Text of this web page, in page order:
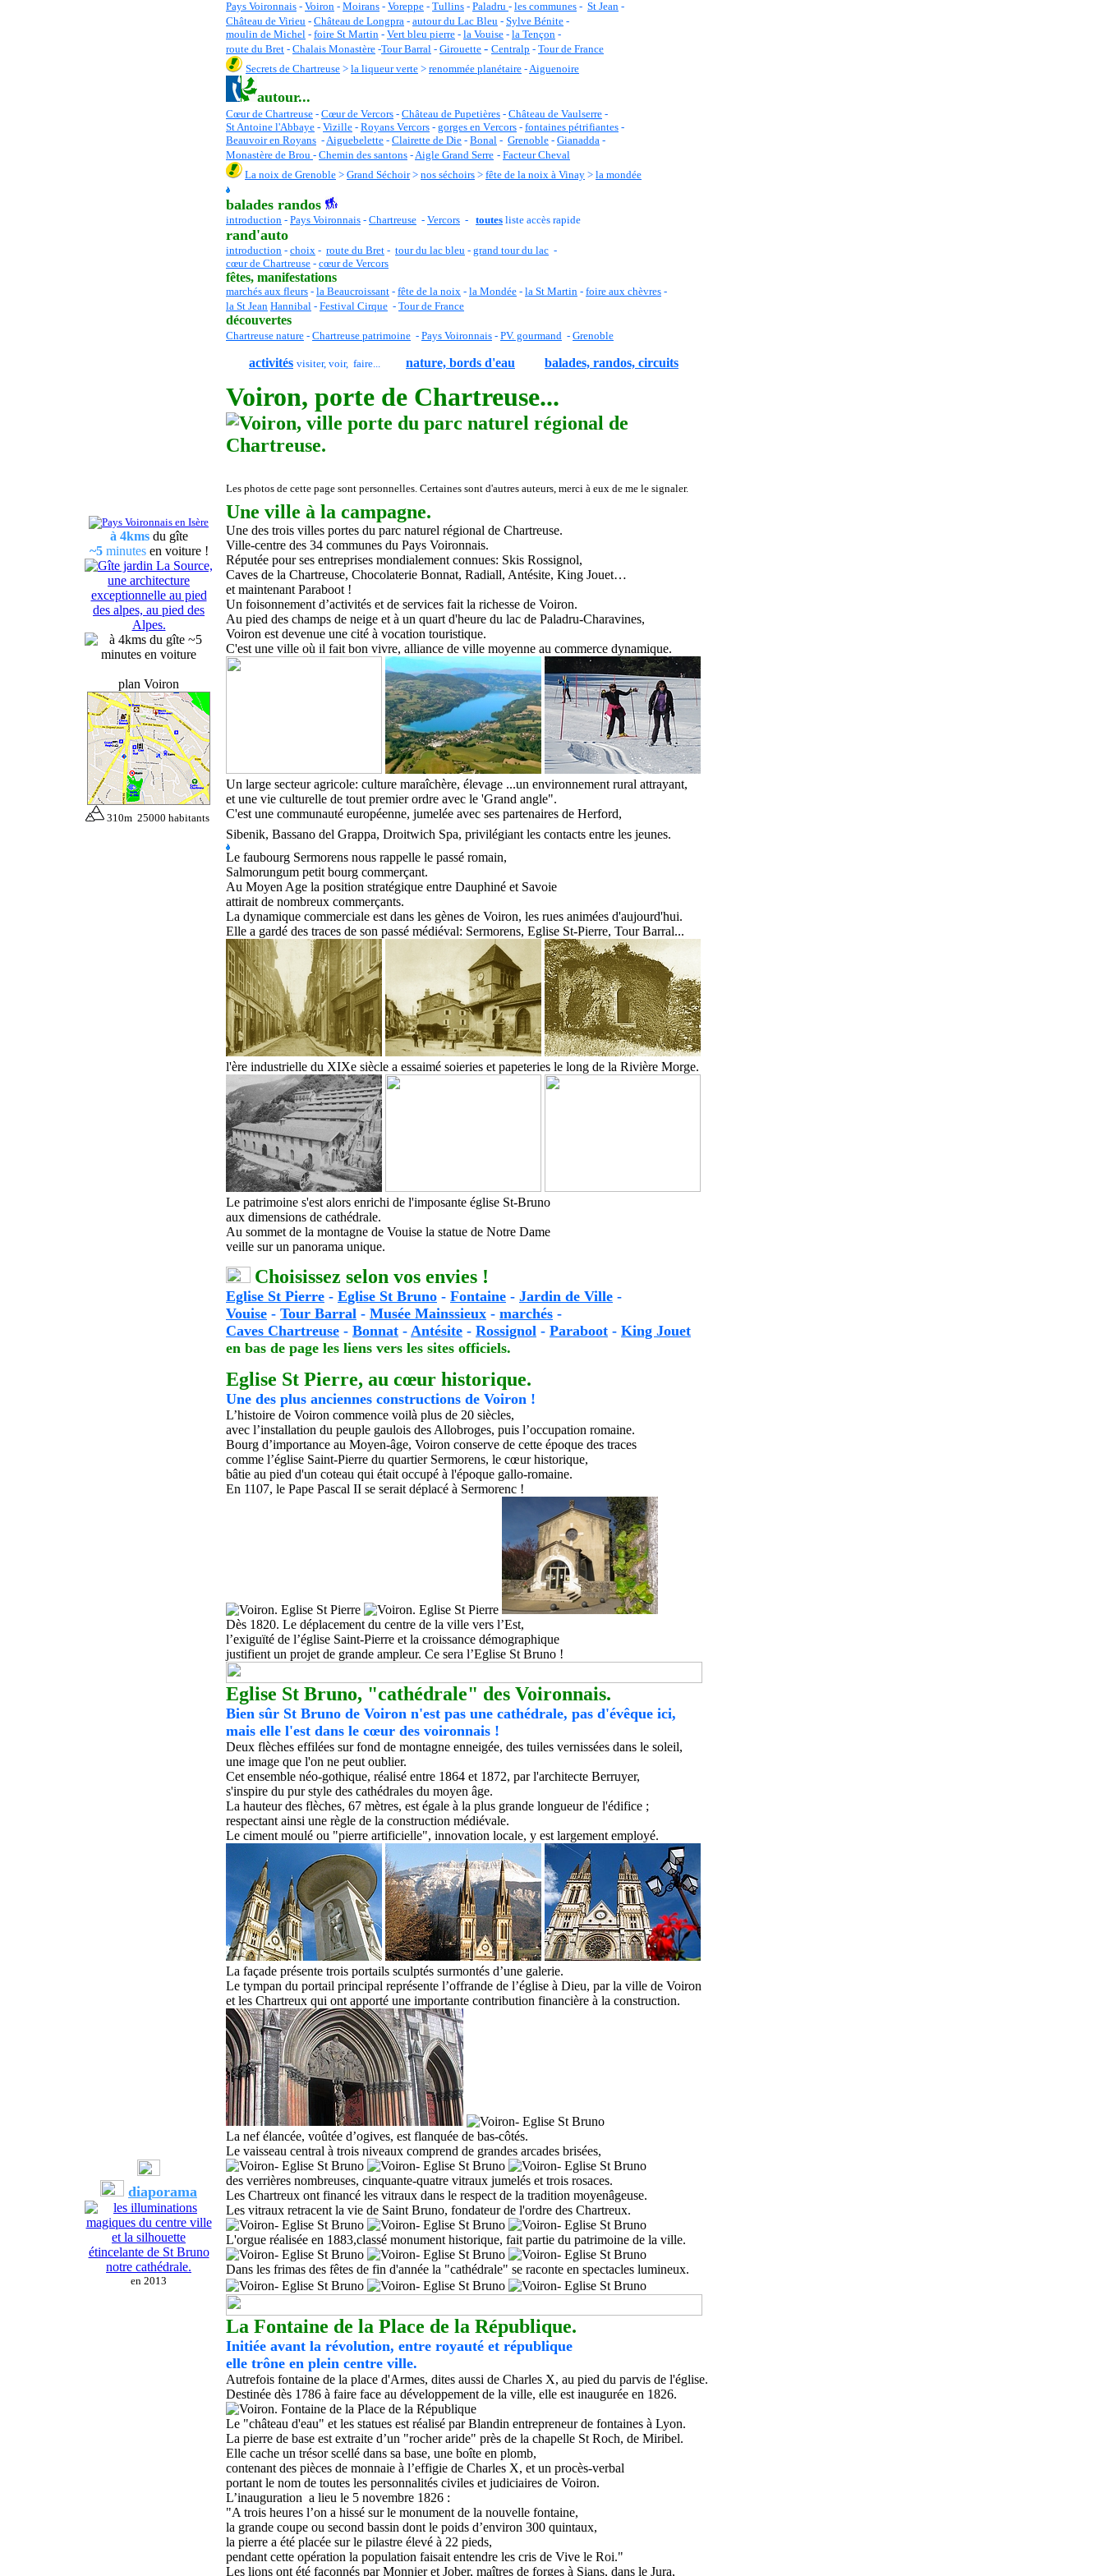
Pays Voironnais - Voiron - Moirans - Voreppe - Tullins - Paladru - les communes - St Jean -
Château de Virieu - Château de Longpra - autour du Lac Bleu - Sylve Bénite -
moulin de Michel - foire St Martin - Vert bleu pierre - la Vouise - la Tençon -
route du Bret - Chalais Monastère -Tour Barral - Girouette - Centralp - Tour de France
Secrets de Chartreuse > la liqueur verte > renommée planétaire -Aiguenoire
autour...
Cœur de Chartreuse - Cœur de Vercors - Château de Pupetières - Château de Vaulserre -
St Antoine l'Abbaye - Vizille - Royans Vercors - gorges en Vercors - fontaines pétrifiantes -
Beauvoir en Royans -Aiguebelette - Clairette de Die - Bonal - Grenoble - Gianadda -
Monastère de Brou - Chemin des santons -Aigle Grand Serre - Facteur Cheval
La noix de Grenoble > Grand Séchoir> nos séchoirs > fête de la noix à Vinay > la mondée
balades randos
introduction - Pays Voironnais - Chartreuse - Vercors - toutes liste accès rapide
rand'auto
introduction - choix - route du Bret - tour du lac bleu - grand tour du lac -
cœur de Chartreuse - cœur de Vercors
fêtes, manifestations
marchés aux fleurs - la Beaucroissant - fête de la noix - la Mondée - la St Martin - foire aux chèvres -
la St Jean Hannibal - Festival Cirque - Tour de France
découvertes
Chartreuse nature - Chartreuse patrimoine - Pays Voironnais - PV. gourmand - Grenoble
activités visiter, voir, faire... nature, bords d'eau balades, randos, circuits
Voiron, porte de Chartreuse...
Les photos de cette page sont personnelles. Certaines sont d'autres auteurs, merci à eux de me le signaler.
à 4kms du gîte
~5minutesen voiture !
plan Voiron
310m 25000 habitants
Une ville à la campagne.
Une des trois villes portes du parc naturel régional de Chartreuse.
Ville-centre des 34 communes du Pays Voironnais.
Réputée pour ses entreprises mondialement connues: Skis Rossignol,
Caves de la Chartreuse, Chocolaterie Bonnat, Radiall, Antésite, King Jouet…
et maintenant Paraboot !
Un foisonnement d’activités et de services fait la richesse de Voiron.
Au pied des champs de neige et à un quart d'heure du lac de Paladru-Charavines,
Voiron est devenue une cité à vocation touristique.
C'est une ville où il fait bon vivre, alliance de ville moyenne au commerce dynamique.
Un large secteur agricole: culture maraîchère, élevage ...un environnement rural attrayant,
et une vie culturelle de tout premier ordre avec le 'Grand angle".
C'est une communauté européenne, jumelée avec ses partenaires de Herford,
Sibenik, Bassano del Grappa, Droitwich Spa, privilégiant les contacts entre les jeunes.
Le faubourg Sermorens nous rappelle le passé romain,
Salmorungum petit bourg commerçant.
Au Moyen Age la position stratégique entre Dauphiné et Savoie
attirait de nombreux commerçants.
La dynamique commerciale est dans les gènes de Voiron, les rues animées d'aujourd'hui.
Elle a gardé des traces de son passé médiéval: Sermorens, Eglise St-Pierre, Tour Barral...
l'ère industrielle du XIXe siècle a essaimé soieries et papeteries le long de la Rivière Morge.
Le patrimoine s'est alors enrichi de l'imposante église St-Bruno
aux dimensions de cathédrale.
Au sommet de la montagne de Vouise la statue de Notre Dame
veille sur un panorama unique.
Choisissez selon vos envies !
Eglise St Pierre - Eglise St Bruno - Fontaine - Jardin de Ville -
Vouise - Tour Barral - Musée Mainssieux - marchés -
Caves Chartreuse - Bonnat - Antésite - Rossignol - Paraboot - King Jouet
en bas de page les liens vers les sites officiels.
diaporama
en 2013
Eglise St Pierre, au cœur historique.
Une des plus anciennes constructions de Voiron !
L’histoire de Voiron commence voilà plus de 20 siècles,
avec l’installation du peuple gaulois des Allobroges, puis l’occupation romaine.
Bourg d’importance au Moyen-âge, Voiron conserve de cette époque des traces
comme l’église Saint-Pierre du quartier Sermorens, le cœur historique,
bâtie au pied d'un coteau qui était occupé à l'époque gallo-romaine.
En 1107, le Pape Pascal II se serait déplacé à Sermorenc !
Dès 1820. Le déplacement du centre de la ville vers l’Est,
l’exiguïté de l’église Saint-Pierre et la croissance démographique
justifient un projet de grande ampleur. Ce sera l’Eglise St Bruno !
Eglise St Bruno, "cathédrale" des Voironnais.
Bien sûr St Bruno de Voiron n'est pas une cathédrale, pas d'évêque ici,
mais elle l'est dans le cœur des voironnais !
Deux flèches effilées sur fond de montagne enneigée, des tuiles vernissées dans le soleil,
une image que l'on ne peut oublier.
Cet ensemble néo-gothique, réalisé entre 1864 et 1872, par l'architecte Berruyer,
s'inspire du pur style des cathédrales du moyen âge.
La hauteur des flèches, 67 mètres, est égale à la plus grande longueur de l'édifice ;
respectant ainsi une règle de la construction médiévale.
Le ciment moulé ou "pierre artificielle", innovation locale, y est largement employé.
La façade présente trois portails sculptés surmontés d’une galerie.
Le tympan du portail principal représente l’offrande de l’église à Dieu, par la ville de Voiron
et les Chartreux qui ont apporté une importante contribution financière à la construction.
La nef élancée, voûtée d’ogives, est flanquée de bas-côtés.
Le vaisseau central à trois niveaux comprend de grandes arcades brisées,
des verrières nombreuses, cinquante-quatre vitraux jumelés et trois rosaces.
Les Chartreux ont financé les vitraux dans le respect de la tradition moyenâgeuse.
Les vitraux retracent la vie de Saint Bruno, fondateur de l'ordre des Chartreux.
L'orgue réalisée en 1883,classé monument historique, fait partie du patrimoine de la ville.
Dans les frimas des fêtes de fin d'année la "cathédrale" se raconte en spectacles lumineux.
La Fontaine de la Place de la République.
Initiée avant la révolution, entre royauté et république
elle trône en plein centre ville.
Autrefois fontaine de la place d'Armes, dites aussi de Charles X, au pied du parvis de l'église.
Destinée dès 1786 à faire face au développement de la ville, elle est inaugurée en 1826.
Le "château d'eau" et les statues est réalisé par Blandin entrepreneur de fontaines à Lyon.
La pierre de base est extraite d’un "rocher aride" près de la chapelle St Roch, de Miribel.
Elle cache un trésor scellé dans sa base, une boîte en plomb,
contenant des pièces de monnaie à l’effigie de Charles X, et un procès-verbal
portant le nom de toutes les personnalités civiles et judiciaires de Voiron.
L’inauguration a lieu le 5 novembre 1826 :
"A trois heures l’on a hissé sur le monument de la nouvelle fontaine,
la grande coupe ou second bassin dont le poids d’environ 300 quintaux,
la pierre a été placée sur le pilastre élevé à 22 pieds,
pendant cette opération la population faisait entendre les cris de Vive le Roi."
Les lions ont été façonnés par Monnier et Jober, maîtres de forges à Sians, dans le Jura,